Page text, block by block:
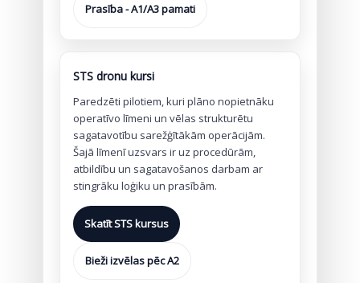
Prasība - A1/A3 pamati
STS dronu kursi
Paredzēti pilotiem, kuri plāno nopietnāku
operatīvo līmeni un vēlas strukturētu
sagatavotību sarežģītākām operācijām.
Šajā līmenī uzsvars ir uz procedūrām,
atbildību un sagatavošanos darbam ar
stingrāku loģiku un prasībām.
Skatīt STS kursus
Bieži izvēlas pēc A2